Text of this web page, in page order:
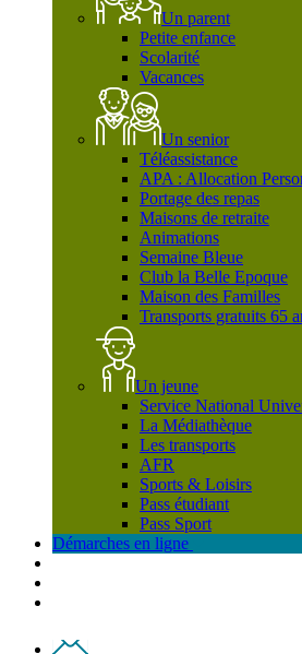
Un parent
Petite enfance
Scolarité
Vacances
Un senior
Téléassistance
APA : Allocation
Portage des repas
Maisons de retraite
Animations
Semaine Bleue
Club la Belle Epoque
Maison des Familles
Transports gratuits 65
Un jeune
Service National
La Médiathèque
Les transports
AFR
Sports & Loisirs
Pass étudiant
Pass Sport
Démarches en ligne
Contact